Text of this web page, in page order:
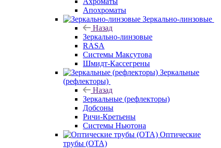
Апохроматы
Зеркально-линзовые
Назад
Зеркально-линзовые
RASA
Системы Максутова
Шмидт-Кассегрены
Зеркальные
(рефлекторы)
Назад
Зеркальные (рефлекторы)
Добсоны
Ричи-Кретьены
Системы Ньютона
Оптические
трубы (OTA)